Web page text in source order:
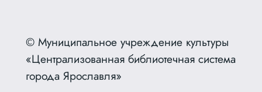
© Муниципальное учреждение культуры
«Централизованная библиотечная система
города Ярославля»